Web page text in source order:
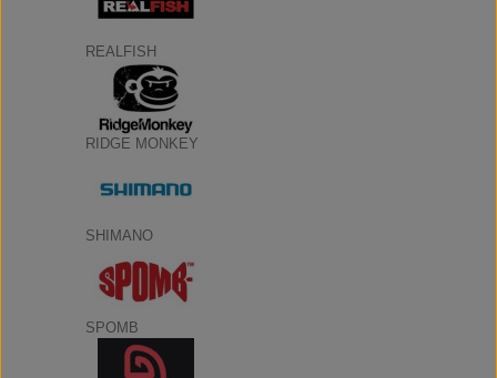
REALFISH
RIDGE MONKEY
SHIMANO
SPOMB